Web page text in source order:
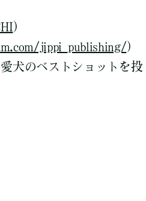
）
jippi_publishing/ ）
犬のベストショットを投